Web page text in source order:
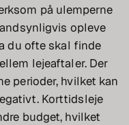
på ulemperne
opleve
du ofte skal finde
lejeaftaler. Der
perioder, hvilket kan
Korttidsleje
budget, hvilket